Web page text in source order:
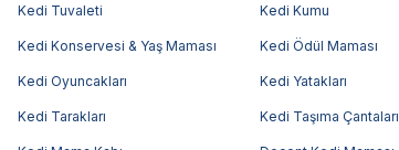
Kedi Tuvaleti Kedi Kumu
Kedi Konservesi & Yaş Maması Kedi Ödül Maması
Kedi Oyuncakları Kedi Yatakları
Kedi Tarakları Kedi Taşıma Çantaları